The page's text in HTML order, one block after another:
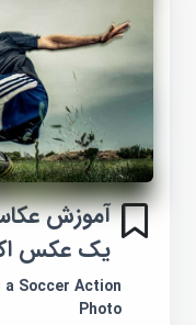
آموزش
یک عکس
a Soccer Action
Photo